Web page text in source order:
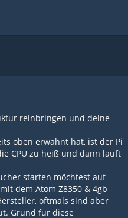
reinbringen und deine
oben erwähnt hat, ist der Pi
CPU zu heiß und dann läuft
starten möchtest auf
dem Atom Z8350 & 4gb
oftmals sind aber
Grund für diese